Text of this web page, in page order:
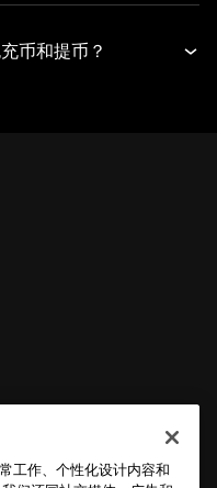
币和提币？
工作、个性化设计内容和